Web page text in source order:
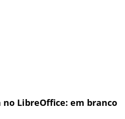
LibreOffice: em branco